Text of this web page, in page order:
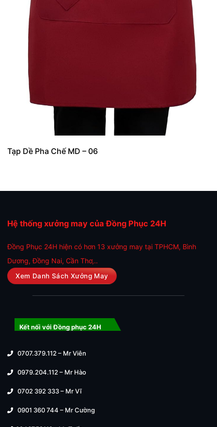
Tạp Dề Pha Chế MD – 06
Hệ thống xưởng may của Đồng Phục 24H
Đồng Phục 24H hiện có hơn 13 xưởng may tại TPHCM, Bình
Dương, Đồng Nai, Cần Thơ,..
Xem Danh Sách Xưởng May
Kết nối với Đồng phục 24H
0707.379.112 – Mr Viên
0979.204.112 – Mr Hào
0702 392 333 – Mr Vĩ
0901 360 744 – Mr Cường